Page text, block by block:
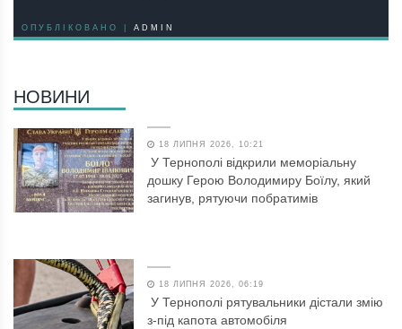
ОПУБЛІКОВАНО | ADMIN
НОВИНИ
18 ЛИПНЯ 2026, 10:21
У Тернополі відкрили меморіальну
дошку Герою Володимиру Боїлу, який
загинув, рятуючи побратимів
18 ЛИПНЯ 2026, 06:19
У Тернополі рятувальники дістали змію
з-під капота автомобіля